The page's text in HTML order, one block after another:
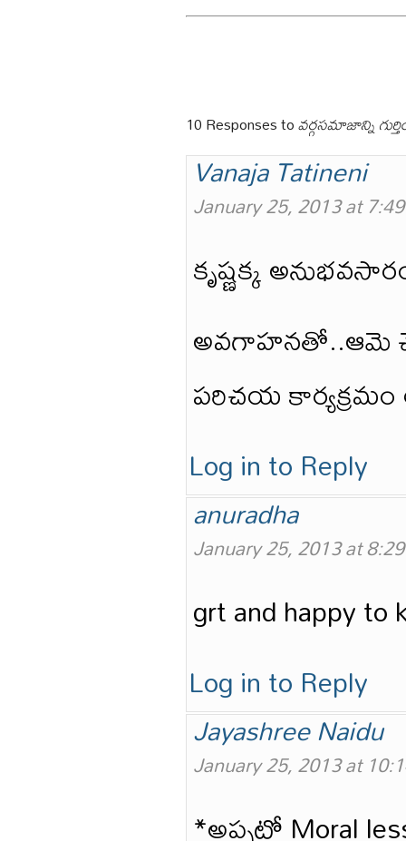
10 Responses toవర్గసమాజాన్ని
Vanaja Tatineni
January 25, 2013 at
కృష్ణక్క
అవగాహనతో..ఆమె
పరిచయ
Log in to Reply
anuradha
January 25, 2013 at
grt and happy to
Log in to Reply
Jayashree Naidu
January 25, 2013 at
*అప్పట్లో Moral